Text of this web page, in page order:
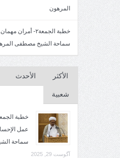
المرهون
سماحة الشيخ مصطفى
الأكثر
شعبية
الأحدث
سماحة
آگوست 29, 2025